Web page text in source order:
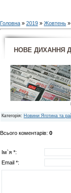
Головна » 2019 » Жовтень »
НОВЕ ДИХАННЯ
Категорія: Новини Яготина та
Всього коментарів: 0
Ім`я *:
Email *: